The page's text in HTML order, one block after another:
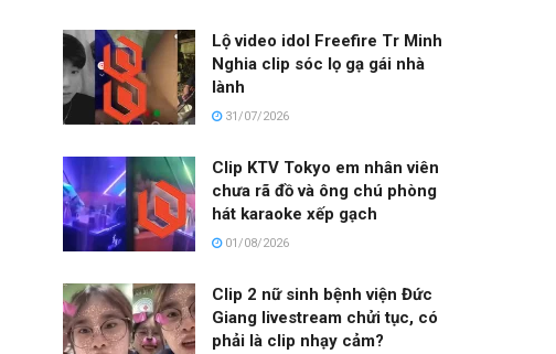
Lộ video idol Freefire Tr Minh
Nghia clip sóc lọ gạ gái nhà
lành
31/07/2026
Clip KTV Tokyo em nhân viên
chưa rã đồ và ông chú phòng
hát karaoke xếp gạch
01/08/2026
Clip 2 nữ sinh bệnh viện Đức
Giang livestream chửi tục, có
phải là clip nhạy cảm?